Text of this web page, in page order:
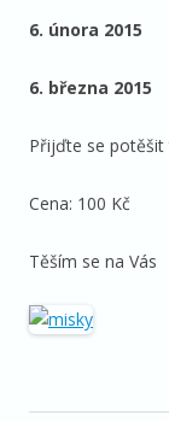
6. února 2015
6. března 2015
Přijďte se
Cena: 100 Kč
Těším se na Vás